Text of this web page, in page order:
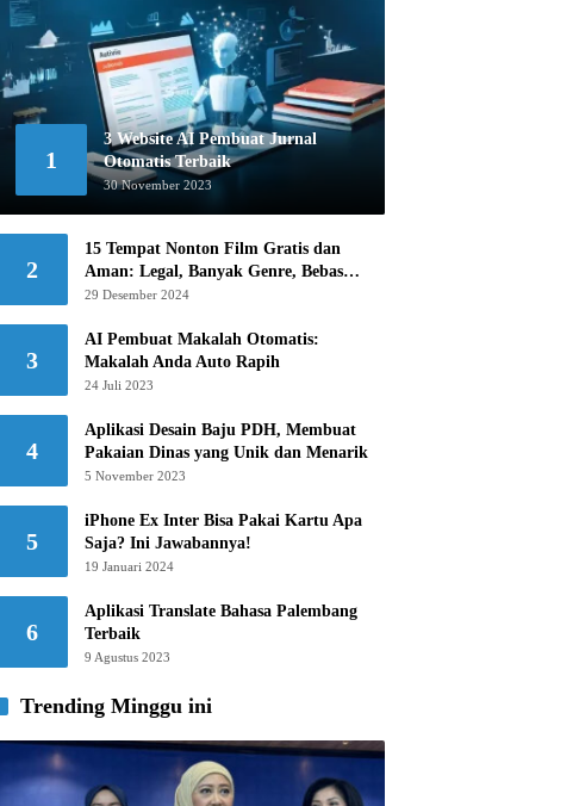
1
3 Website AI Pembuat Jurnal
Otomatis Terbaik
30 November 2023
2
15 Tempat Nonton Film Gratis dan
Aman: Legal, Banyak Genre, Bebas
Khawatir!
29 Desember 2024
3
AI Pembuat Makalah Otomatis:
Makalah Anda Auto Rapih
24 Juli 2023
4
Aplikasi Desain Baju PDH, Membuat
Pakaian Dinas yang Unik dan Menarik
5 November 2023
5
iPhone Ex Inter Bisa Pakai Kartu Apa
Saja? Ini Jawabannya!
19 Januari 2024
6
Aplikasi Translate Bahasa Palembang
Terbaik
9 Agustus 2023
Trending Minggu ini